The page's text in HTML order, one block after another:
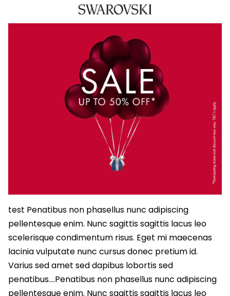
test Penatibus non phasellus nunc adipiscing
pellentesque enim. Nunc sagittis sagittis lacus leo
scelerisque condimentum risus. Eget mi maecenas
lacinia vulputate nunc cursus donec pretium id.
Varius sed amet sed dapibus lobortis sed
penatibus….Penatibus non phasellus nunc adipiscing
pellentesque enim. Nunc sagittis sagittis lacus leo